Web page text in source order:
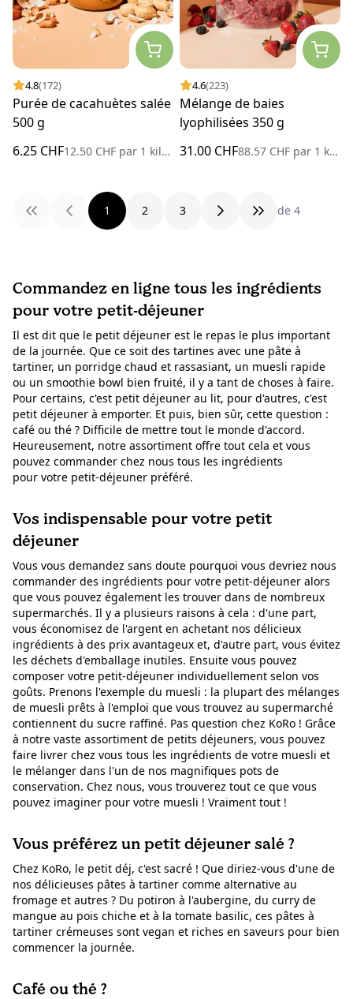
4.8(172)
Purée de cacahuètes salée
500 g
6.25 CHF12.50 CHF par 1 kilogramme
4.6(223)
Mélange de baies
lyophilisées 350 g
31.00 CHF88.57 CHF par 1 kilogramme
1 2 3 de 4
Commandez en ligne tous les ingrédients
pour votre petit-déjeuner
Il est dit que le petit déjeuner est le repas le plus important
de la journée. Que ce soit des tartines avec une pâte à
tartiner, un porridge chaud et rassasiant, un muesli rapide
ou un smoothie bowl bien fruité, il y a tant de choses à faire.
Pour certains, c'est petit déjeuner au lit, pour d'autres, c'est
petit déjeuner à emporter. Et puis, bien sûr, cette question :
café ou thé ? Difficile de mettre tout le monde d'accord.
Heureusement, notre assortiment offre tout cela et vous
pouvez commander chez nous tous les ingrédients
pour votre petit-déjeuner préféré.
Vos indispensable pour votre petit
déjeuner
Vous vous demandez sans doute pourquoi vous devriez nous
commander des ingrédients pour votre petit-déjeuner alors
que vous pouvez également les trouver dans de nombreux
supermarchés. Il y a plusieurs raisons à cela : d'une part,
vous économisez de l'argent en achetant nos délicieux
ingrédients à des prix avantageux et, d'autre part, vous évitez
les déchets d'emballage inutiles. Ensuite vous pouvez
composer votre petit-déjeuner individuellement selon vos
goûts. Prenons l'exemple du muesli : la plupart des mélanges
de muesli prêts à l'emploi que vous trouvez au supermarché
contiennent du sucre raffiné. Pas question chez KoRo ! Grâce
à notre vaste assortiment de petits déjeuners, vous pouvez
faire livrer chez vous tous les ingrédients de votre muesli et
le mélanger dans l'un de nos magnifiques pots de
conservation. Chez nous, vous trouverez tout ce que vous
pouvez imaginer pour votre muesli ! Vraiment tout !
Vous préférez un petit déjeuner salé ?
Chez KoRo, le petit déj, c'est sacré ! Que diriez-vous d'une de
nos délicieuses pâtes à tartiner comme alternative au
fromage et autres ? Du potiron à l'aubergine, du curry de
mangue au pois chiche et à la tomate basilic, ces pâtes à
tartiner crémeuses sont vegan et riches en saveurs pour bien
commencer la journée.
Café ou thé ?